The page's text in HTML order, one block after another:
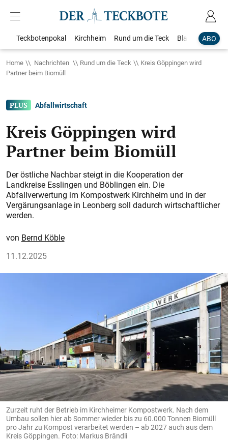
ABO
Teckbotenpokal Kirchheim Rund um die Teck Blaulicht
Home Nachrichten Rund um die Teck
Kreis Göppingen wird
Partner beim Biomüll
Abfallwirtschaft
Kreis Göppingen wird
Partner beim Biomüll
Der östliche Nachbar steigt in die Kooperation der
Landkreise Esslingen und Böblingen ein. Die
Abfallverwertung im Kompostwerk Kirchheim und in der
Vergärungsanlage in Leonberg soll dadurch wirtschaftlicher
werden.
Bernd Köble
11.12.2025
Zurzeit ruht der Betrieb im Kirchheimer Kompostwerk. Nach dem
Umbau sollen hier ab Sommer wieder bis zu 60.000 Tonnen Biomüll
pro Jahr zu Kompost verarbeitet werden – ab 2027 auch aus dem
Kreis Göppingen. Foto: Markus Brändli